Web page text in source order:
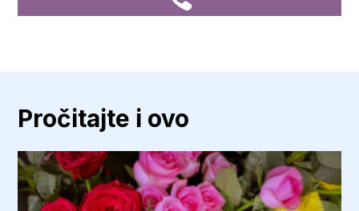
Pročitajte i ovo